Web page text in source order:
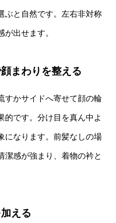
ぶと自然です。左右非対称
出せます。
まわりを整える
すかサイドへ寄せて顔の輪
的です。分け目を真ん中よ
になります。前髪なしの場
潔感が強まり、着物の衿と
える